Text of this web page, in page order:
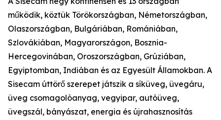
működik, köztük Törökországban, Németországban,
Olaszországban, Bulgáriában, Romániában,
Szlovákiában, Magyarországon, Bosznia-
Hercegovinában, Oroszországban, Grúziában,
Egyiptomban, Indiában és az Egyesült Államokban. A
Sisecam úttörő szerepet játszik a síküveg, üvegáru,
üveg csomagolóanyag, vegyipar, autóüveg,
üvegszál, bányászat, energia és újrahasznosítás